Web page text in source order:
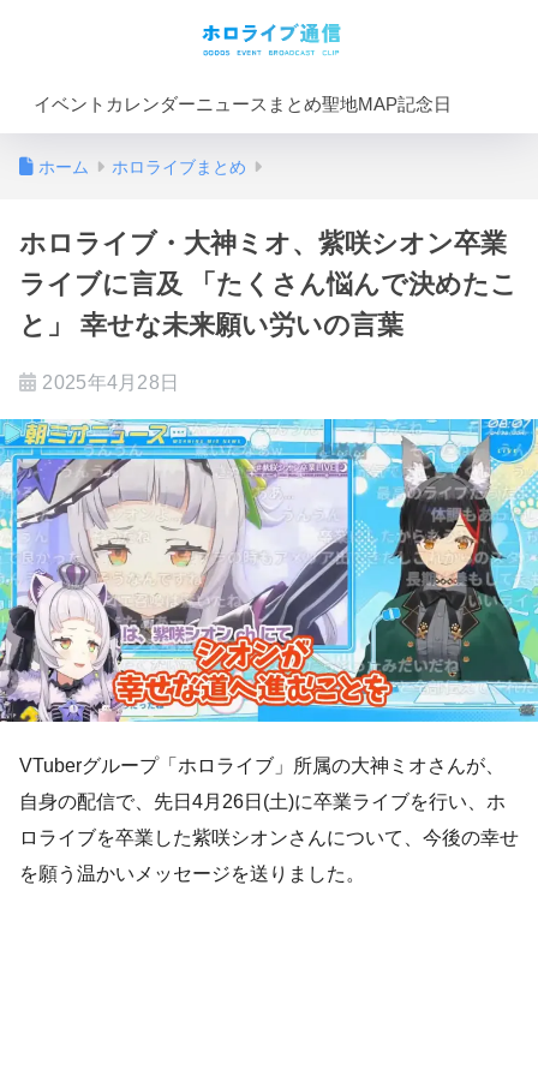
イベントカレンダーニュースまとめ聖地MAP記念日
ホーム ホロライブまとめ
ホロライブ・大神ミオ、紫咲シオン卒業
ライブに言及 「たくさん悩んで決めたこ
と」 幸せな未来願い労いの言葉
2025年4月28日
VTuberグループ「ホロライブ」所属の大神ミオさんが、
自身の配信で、先日4月26日(土)に卒業ライブを行い、ホ
ロライブを卒業した紫咲シオンさんについて、今後の幸せ
を願う温かいメッセージを送りました。